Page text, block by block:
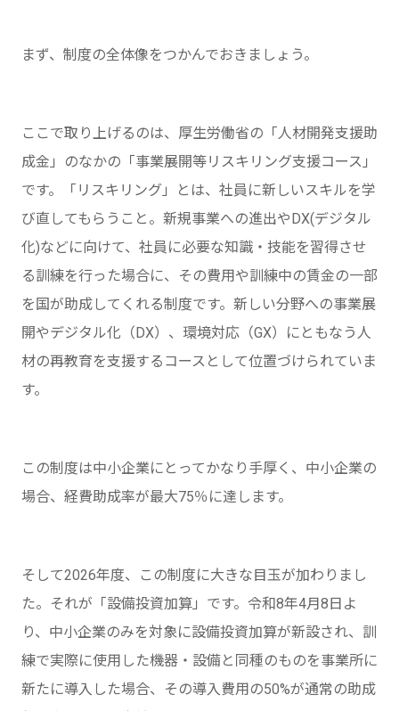
まず、制度の全体像をつかんでおきましょう。
ここで取り上げるのは、厚生労働省の「人材開発支援助
成金」のなかの「事業展開等リスキリング支援コース」
です。「リスキリング」とは、社員に新しいスキルを学
び直してもらうこと。新規事業への進出やDX(デジタル
化)などに向けて、社員に必要な知識・技能を習得させ
る訓練を行った場合に、その費用や訓練中の賃金の一部
を国が助成してくれる制度です。新しい分野への事業展
開やデジタル化（DX）、環境対応（GX）にともなう人
材の再教育を支援するコースとして位置づけられていま
す。
この制度は中小企業にとってかなり手厚く、中小企業の
場合、経費助成率が最大75％に達します。
そして2026年度、この制度に大きな目玉が加わりまし
た。それが「設備投資加算」です。令和8年4月8日よ
り、中小企業のみを対象に設備投資加算が新設され、訓
練で実際に使用した機器・設備と同種のものを事業所に
新たに導入した場合、その導入費用の50%が通常の助成